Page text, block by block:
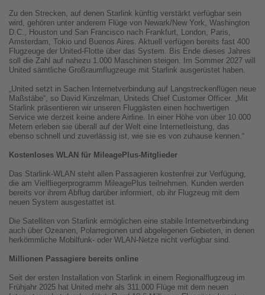
Zu den Strecken, auf denen Starlink künftig verstärkt verfügbar sein
wird, gehören unter anderem Flüge von Newark/New York, Washington
D.C., Houston und San Francisco nach Frankfurt, London, Paris,
Amsterdam, Tokio und Buenos Aires. Aktuell verfügen bereits fast 400
Flugzeuge der United-Flotte über das System. Bis Ende dieses Jahres
soll die Zahl auf nahezu 1.000 Maschinen steigen. Im Sommer 2027 will
United sämtliche Großraumflugzeuge mit Starlink ausgerüstet haben.
„United setzt in Sachen Internetverbindung auf Langstreckenflügen neue
Maßstäbe“, so David Kinzelman, Uniteds Chief Customer Officer. „Mit
Starlink präsentieren wir unseren Fluggästen einen hochwertigen
Service wie derzeit keine andere Airline. In einer Höhe von über 10.000
Metern erleben sie überall auf der Welt eine Internetleistung, das
ebenso schnell und zuverlässig ist, wie sie es von zuhause kennen.“
Kostenloses WLAN für MileagePlus-Mitglieder
Das Starlink-WLAN steht allen Passagieren kostenfrei zur Verfügung,
die am Vielfliegerprogramm MileagePlus teilnehmen. Kunden werden
bereits vor ihrem Abflug darüber informiert, ob ihr Flugzeug mit dem
neuen System ausgestattet ist.
Die Satelliten von Starlink ermöglichen eine stabile Internetverbindung
auch über Ozeanen, Polarregionen und abgelegenen Gebieten, in denen
herkömmliche Mobilfunk- oder WLAN-Netze nicht verfügbar sind.
Millionen Passagiere bereits online
Seit der ersten Installation von Starlink in einem Regionalflugzeug im
Frühjahr 2025 hat United mehr als 311.000 Flüge mit dem neuen